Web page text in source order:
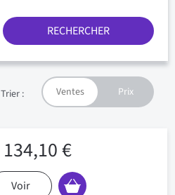
RECHERCHER
Trier :
134,10 €
Voir